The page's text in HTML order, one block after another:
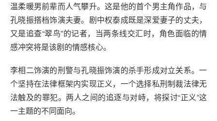
温柔暖男前辈而人气攀升。这是他的首个男主角作品，与
孔晓振搭档饰演夫妻。剧中权泰成既是深爱妻子的丈夫，
又是追查“翠鸟”的记者，当两条线交汇时，角色面临的情
感冲突将是该剧的情感核心。
李相二饰演的刑警与孔晓振饰演的杀手形成对立关系。一
个坚持在法律框架内实现正义，一个选择私刑制裁法律无
法触及的罪犯。两人之间的追逐与对峙，将探讨“正义”这
一主题的不同面向。